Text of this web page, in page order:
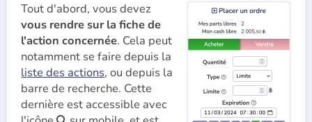
Tout d'abord, vous devez
vous rendre sur la fiche de
l'action concernée. Cela peut
notamment se faire depuis la
liste des actions, ou depuis la
barre de recherche. Cette
dernière est accessible avec